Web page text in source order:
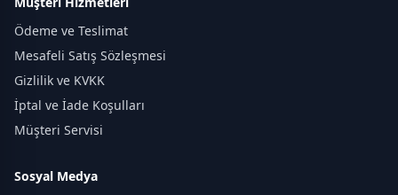
Ödeme ve Teslimat
Mesafeli Satış Sözleşmesi
Gizlilik ve KVKK
İptal ve İade Koşulları
Müşteri Servisi
Sosyal Medya